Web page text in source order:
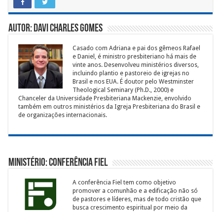
Autor: Davi Charles Gomes
Casado com Adriana e pai dos gêmeos Rafael
e Daniel, é ministro presbiteriano há mais de
vinte anos. Desenvolveu ministérios diversos,
incluindo plantio e pastoreio de igrejas no
Brasil e nos EUA. É doutor pelo Westminster
Theological Seminary (Ph.D., 2000) e
Chanceler da Universidade Presbiteriana Mackenzie, envolvido
também em outros ministérios da Igreja Presbiteriana do Brasil e
de organizações internacionais.
Ministério: Conferência Fiel
A conferência Fiel tem como objetivo
promover a comunhão e a edificação não só
de pastores e líderes, mas de todo cristão que
busca crescimento espiritual por meio da